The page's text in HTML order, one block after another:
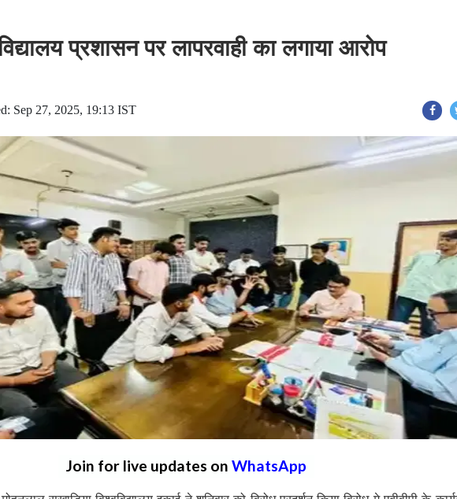
प्रशासन पर लापरवाही का लगाया आरोप
Sep 27, 2025, 19:13 IST
Join for live updates on WhatsApp